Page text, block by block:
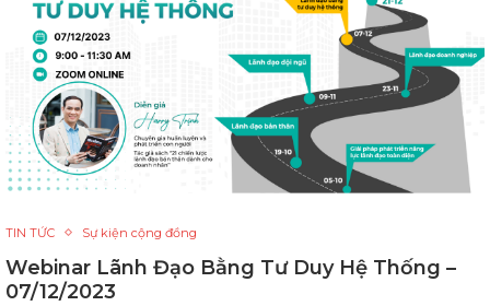
TIN TỨC Sự kiện cộng đồng
Webinar Lãnh Đạo Bằng Tư Duy Hệ Thống –
07/12/2023